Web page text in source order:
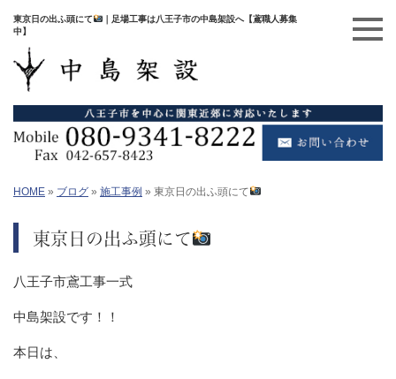
東京日の出ふ頭にて
｜足場工事は八王子市の中島架設へ【鳶職人募集
中】
HOME » ブログ » 施工事例 » 東京日の出ふ頭にて
東京日の出ふ頭にて
八王子市鳶工事一式
中島架設です！！
本日は、